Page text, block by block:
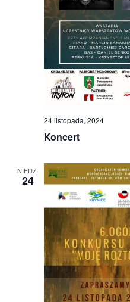
Koncert
24 listopada, 2024
NIEDZ.
24